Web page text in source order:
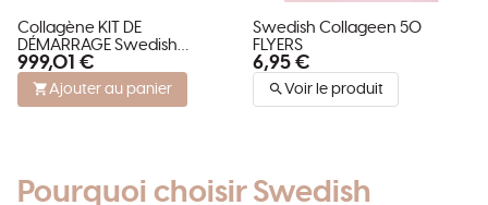
Collagène KIT DE
DÉMARRAGE Swedish
Collagen
999,01 €
Ajouter au panier
Swedish Collageen 50
FLYERS
6,95 €
Voir le produit
Pourquoi choisir Swedish